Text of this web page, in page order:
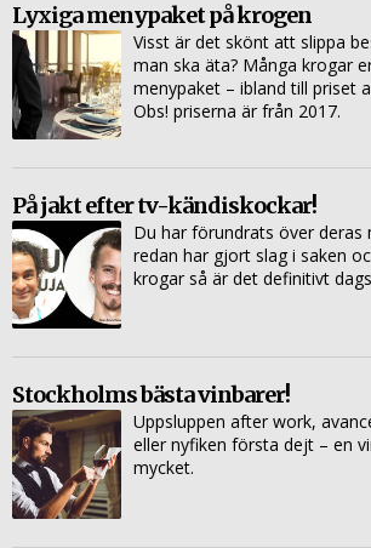
Lyxiga menypaket på krogen
Visst är det skönt att slippa
man ska äta? Många krogar
menypaket – ibland till priset
Obs! priserna är från 2017.
På jakt efter tv-kändiskockar!
Du har förundrats över deras
redan har gjort slag i saken
krogar så är det definitivt
Stockholms bästa vinbarer!
Uppsluppen after work,
eller nyfiken första dejt – en
mycket.